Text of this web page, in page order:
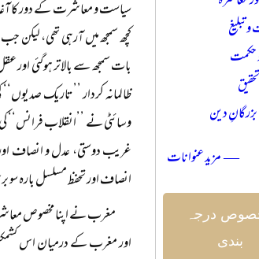
سیاست و معاشرت کے دور کا
کچھ سمجھ میں آرہی تھی، لیکن
بات سمجھ سے بالاتر ہوگئی اور
ظالمانہ کردار ’’تاریک
وسائٹی نے ’’انقلاب فرانس‘‘
غریب دوستی، عدل و انصاف
انصاف اور تحفظ مسلسل بارہ سو
مغرب نے اپنا مخصوص
اور مغرب کے درمیان اس
تبلیغ
حکمت
دین
— مزید عنوانات
درجہ
بندی